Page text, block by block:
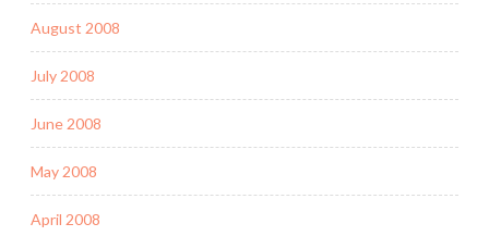
August 2008
July 2008
June 2008
May 2008
April 2008